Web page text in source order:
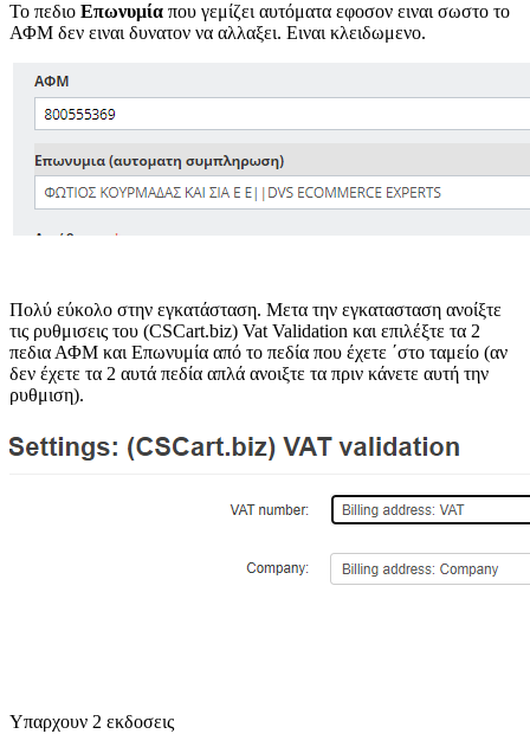
Το πεδιο Επωνυμία που γεμίζει αυτόματα εφοσον ειναι σωστο το
ΑΦΜ δεν ειναι δυνατον να αλλαξει. Ειναι κλειδωμενο.
Πολύ εύκολο στην εγκατάσταση. Μετα την εγκατασταση ανοίξτε
τις ρυθμισεις του (CSCart.biz) Vat Validation και επιλέξτε τα 2
πεδια ΑΦΜ και Επωνυμία από το πεδία που έχετε ΄στο ταμείο (αν
δεν έχετε τα 2 αυτά πεδία απλά ανοιξτε τα πριν κάνετε αυτή την
ρυθμιση).
Υπαρχουν 2 εκδοσεις